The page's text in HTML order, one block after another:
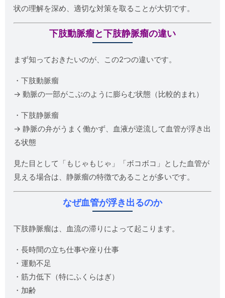
状の理解を深め、適切な対策を取ることが大切です。
下肢動脈瘤と下肢静脈瘤の違い
まず知っておきたいのが、この2つの違いです。
・下肢動脈瘤
→ 動脈の一部がこぶのように膨らむ状態（比較的まれ）
・下肢静脈瘤
→ 静脈の弁がうまく働かず、血液が逆流して血管が浮き出
る状態
見た目として「もじゃもじゃ」「ボコボコ」とした血管が
見える場合は、静脈瘤の特徴であることが多いです。
なぜ血管が浮き出るのか
下肢静脈瘤は、血流の滞りによって起こります。
・長時間の立ち仕事や座り仕事
・運動不足
・筋力低下（特にふくらはぎ）
・加齢